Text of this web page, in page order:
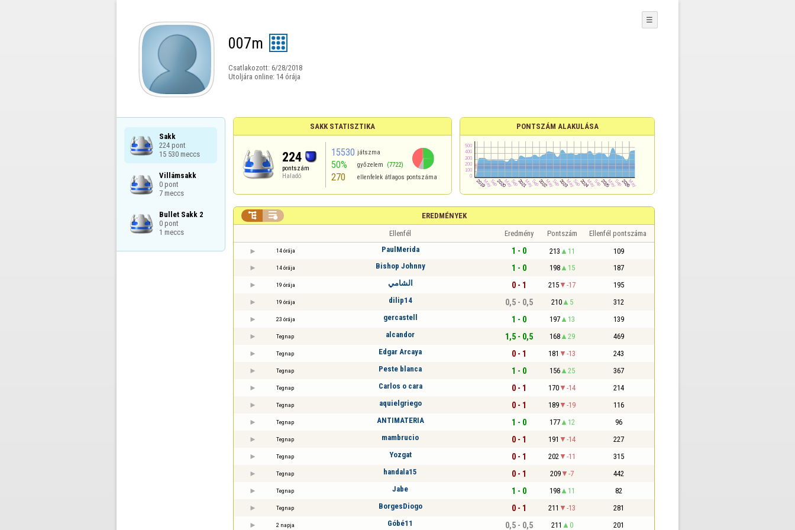
007m
Csatlakozott: 6/28/2018
Utoljára online: 14 órája
☰
Sakk
224 pont
15 530 meccs
Villámsakk
0 pont
7 meccs
Bullet Sakk 2
0 pont
1 meccs
SAKK STATISZTIKA
224
pontszám
Haladó
15530 játszma
50% győzelem (7722)
270 ellenfelek átlagos pontszáma
PONTSZÁM ALAKULÁSA
EREDMÉNYEK
 
Ellenfél Eredmény Pontszám Ellenfél pontszáma
14 órája PaulMerida 1 - 0 213 11 109
14 órája Bishop Johnny 1 - 0 198 15 187
19 órája الشامي 0 - 1 215 -17 195
19 órája dilip14 0,5 - 0,5 210 5 312
23 órája gercastell 1 - 0 197 13 139
Tegnap alcandor 1,5 - 0,5 168 29 469
Tegnap Edgar Arcaya 0 - 1 181 -13 243
Tegnap Peste blanca 1 - 0 156 25 367
Tegnap Carlos o cara 0 - 1 170 -14 214
Tegnap aquielgriego 0 - 1 189 -19 116
Tegnap ANTIMATERIA 1 - 0 177 12 96
Tegnap mambrucio 0 - 1 191 -14 227
Tegnap Yozgat 0 - 1 202 -11 315
Tegnap handala15 0 - 1 209 -7 442
Tegnap Jabe 1 - 0 198 11 82
Tegnap BorgesDiogo 0 - 1 211 -13 281
2 napja Góbé11 0,5 - 0,5 211 0 201